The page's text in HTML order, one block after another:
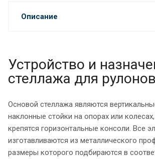
Описание
Устройство и
стеллажа для рулонов
Основой стеллажа являются
наклонные стойки на опорах или
крепятся горизонтальные консоли. Все
изготавливаются из металлического
размеры которого подбираются в